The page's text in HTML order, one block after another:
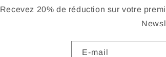
Recevez 20% de réduction sur votre
E-mail